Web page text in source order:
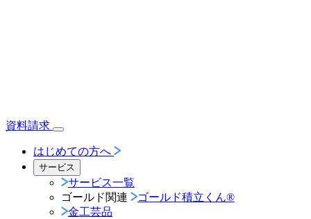
資料請求
はじめての方へ
サービス
サービス一覧
ゴールド関連
ゴールド積立くん®︎
金工芸品